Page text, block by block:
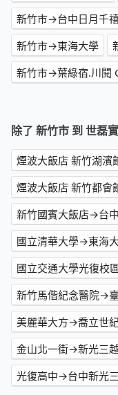
新竹市→台中日月千
新竹市→東海大學
新竹市→葉綠宿.川閱
除了 新竹市 到 世磊
煙波大飯店 新竹湖
煙波大飯店 新竹都
新竹國賓大飯店→台
國立清華大學→東海
國立交通大學光復校
新竹馬偕紀念醫院→
美麗華大方→喬立世
金山北一街→新光三
光復高中→台中新光三